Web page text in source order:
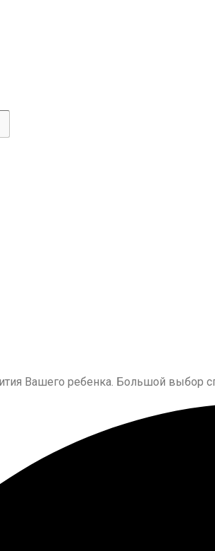
Вашего ребенка. Большой выбор